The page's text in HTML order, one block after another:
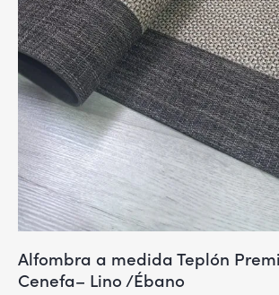
Alfombra a medida Teplón
Cenefa– Lino /Ébano